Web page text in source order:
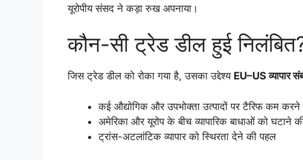
यूरोपीय संसद ने कड़ा रुख अपनाया।
कौन-सी ट्रेड डील हुई
जिस ट्रेड डील को रोका गया है, उसका उद्देश्य EU–US व्यापार
कई औद्योगिक और उपभोक्ता उत्पादों पर टैरिफ कम करने
अमेरिका और यूरोप के बीच व्यापारिक बाधाओं को घटाने
ट्रांस-अटलांटिक व्यापार को स्थिरता देने की पहल